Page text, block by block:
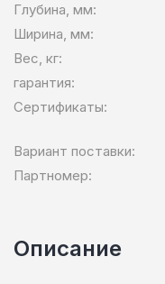
Глубина, мм:
Ширина, мм:
Вес, кг:
гарантия:
Сертификаты:
Вариант поставки:
Партномер:
Описание